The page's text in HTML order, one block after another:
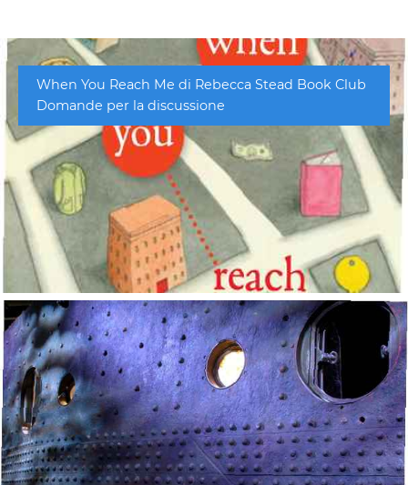
When You Reach Me di Rebecca Stead Book Club
Domande per la discussione